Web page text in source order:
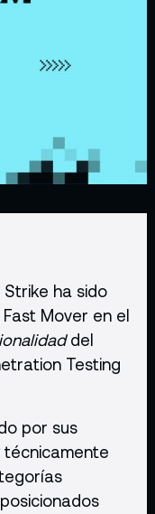
ha sido
Mover en el
del
Testing
por sus
técnicamente